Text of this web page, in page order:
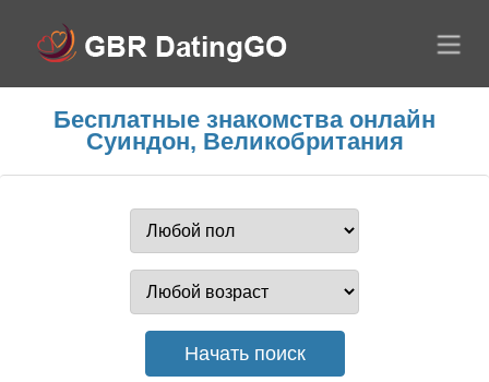
Бесплатные знакомства онлайн
Суиндон, Великобритания